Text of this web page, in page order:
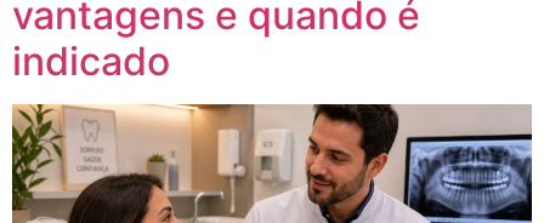
vantagens e quando é
indicado